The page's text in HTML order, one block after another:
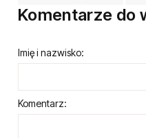
Komentarze do
Imię i nazwisko:
Komentarz: